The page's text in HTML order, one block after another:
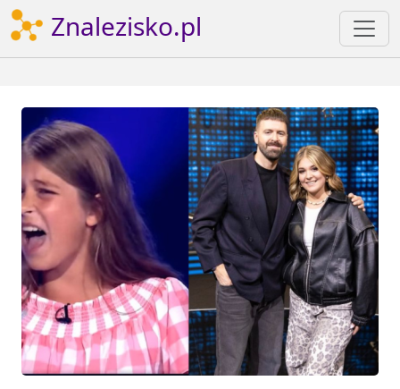
Znalezisko.pl